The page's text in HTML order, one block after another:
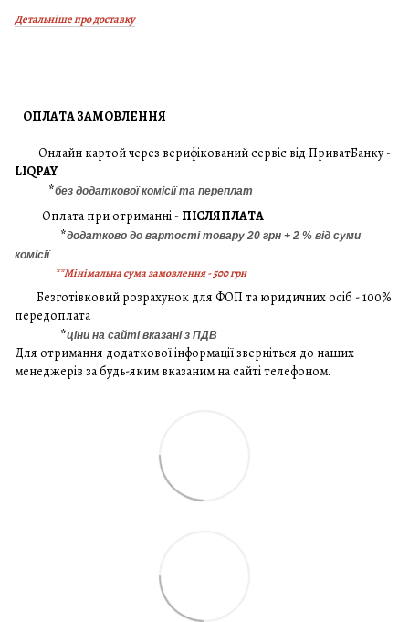
Детальніше про доставку
ОПЛАТА ЗАМОВЛЕННЯ
Онлайн картой через верифікований сервіс від ПриватБанку -
LIQPAY
*без додаткової комісії та переплат
Оплата при отриманні - ПІСЛЯПЛАТА
*додатково до вартості товару 20 грн + 2 % від суми
комісії
**Мінімальна сума замовлення - 500 грн
Безготівковий розрахунок для ФОП та юридичних осіб - 100%
передоплата
*ціни на сайті вказані з ПДВ
Для отримання додаткової інформації зверніться до наших
менеджерів за будь-яким вказаним на сайті телефоном.